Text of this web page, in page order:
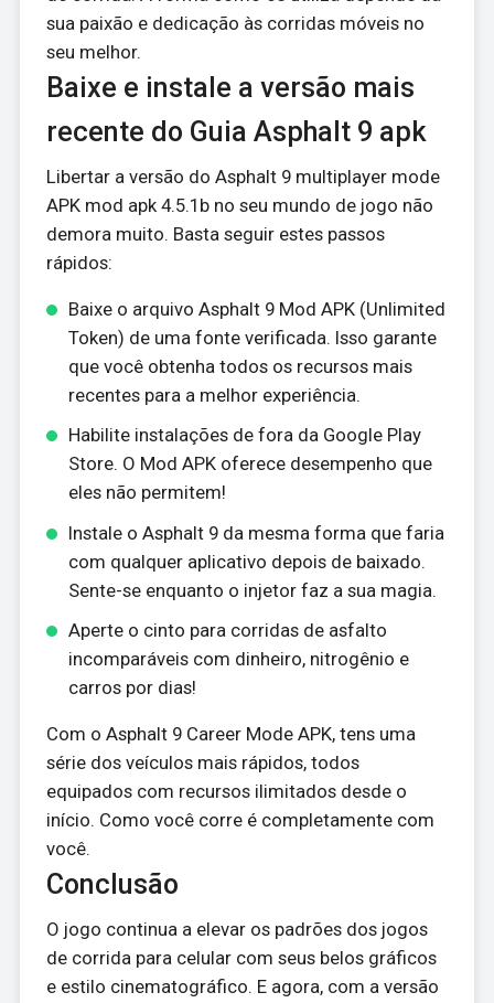
sua paixão e dedicação às corridas móveis no
seu melhor.
Baixe e instale a versão mais
recente do Guia Asphalt 9 apk
Libertar a versão do Asphalt 9 multiplayer mode
APK mod apk 4.5.1b no seu mundo de jogo não
demora muito. Basta seguir estes passos
rápidos:
Baixe o arquivo Asphalt 9 Mod APK (Unlimited
Token) de uma fonte verificada. Isso garante
que você obtenha todos os recursos mais
recentes para a melhor experiência.
Habilite instalações de fora da Google Play
Store. O Mod APK oferece desempenho que
eles não permitem!
Instale o Asphalt 9 da mesma forma que faria
com qualquer aplicativo depois de baixado.
Sente-se enquanto o injetor faz a sua magia.
Aperte o cinto para corridas de asfalto
incomparáveis com dinheiro, nitrogênio e
carros por dias!
Com o Asphalt 9 Career Mode APK, tens uma
série dos veículos mais rápidos, todos
equipados com recursos ilimitados desde o
início. Como você corre é completamente com
você.
Conclusão
O jogo continua a elevar os padrões dos jogos
de corrida para celular com seus belos gráficos
e estilo cinematográfico. E agora, com a versão